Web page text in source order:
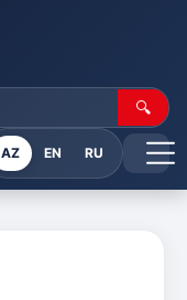
🔍
AZ EN RU